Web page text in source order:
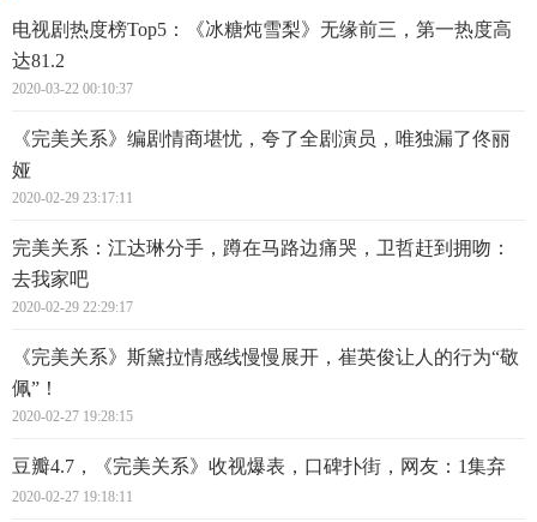
电视剧热度榜Top5：《冰糖炖雪梨》无缘前三，第一热度高
达81.2
2020-03-22 00:10:37
《完美关系》编剧情商堪忧，夸了全剧演员，唯独漏了佟丽
娅
2020-02-29 23:17:11
完美关系：江达琳分手，蹲在马路边痛哭，卫哲赶到拥吻：
去我家吧
2020-02-29 22:29:17
《完美关系》斯黛拉情感线慢慢展开，崔英俊让人的行为“敬
佩”！
2020-02-27 19:28:15
豆瓣4.7，《完美关系》收视爆表，口碑扑街，网友：1集弃
2020-02-27 19:18:11